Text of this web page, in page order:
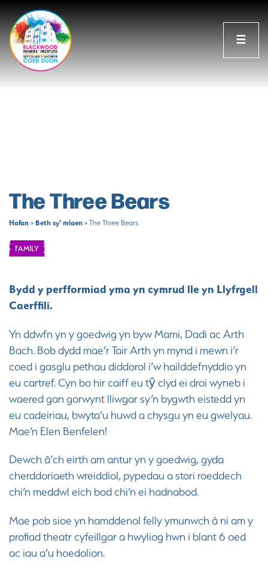
☰
The Three Bears
Hafan » Beth sy' mlaen » The Three Bears
FAMILY
Bydd y perfformiad yma yn cymrud lle yn Llyfrgell
Caerffili.
Yn ddwfn yn y goedwig yn byw Mami, Dadi ac Arth
Bach. Bob dydd mae’r Tair Arth yn mynd i mewn i’r
coed i gasglu pethau diddorol i’w hailddefnyddio yn
eu cartref. Cyn bo hir caiff eu tŷ clyd ei droi wyneb i
waered gan gorwynt lliwgar sy’n bygwth eistedd yn
eu cadeiriau, bwyta’u huwd a chysgu yn eu gwelyau.
Mae’n Elen Benfelen!
Dewch â’ch eirth am antur yn y goedwig, gyda
cherddoriaeth wreiddiol, pypedau a stori roeddech
chi’n meddwl eich bod chi’n ei hadnabod.
Mae pob sioe yn hamddenol felly ymunwch â ni am y
profiad theatr cyfeillgar a hwyliog hwn i blant 6 oed
ac iau a’u hoedolion.